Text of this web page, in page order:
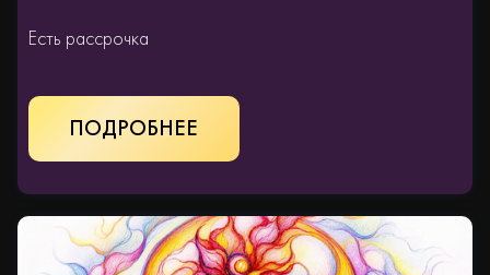
Есть рассрочка
КУПИТЬ